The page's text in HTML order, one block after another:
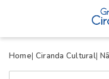
Home Ciranda Cultural